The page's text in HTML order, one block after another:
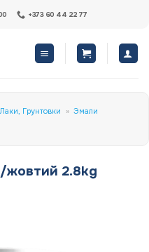
+373 60 44 22 77
Грунтовки » Эмали
жовтий 2.8kg